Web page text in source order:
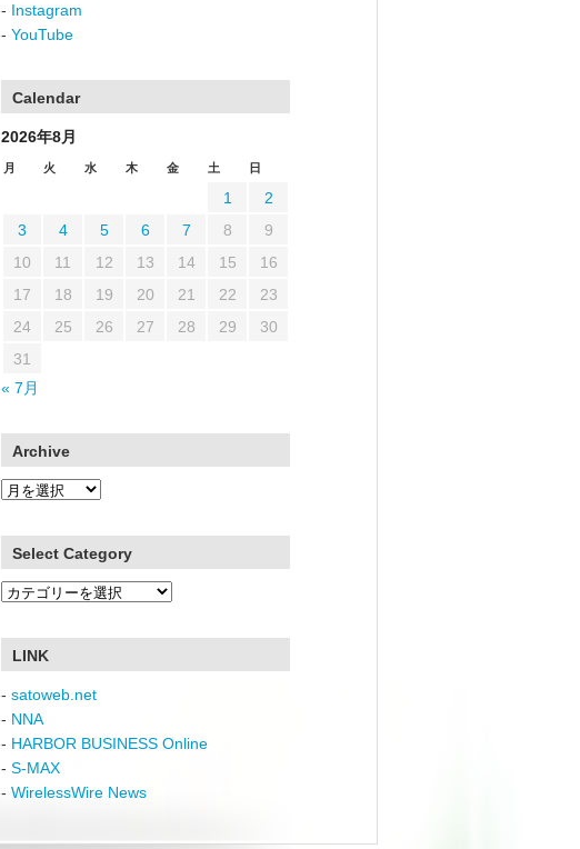
- Instagram
- YouTube
Calendar
2026年8月
月 火 水 木 金 土 日
1
2
3
4 5 6 7 8
9
10
11 12 13 14 15
16
17
18 19 20 21 22
23
24
25 26 27 28 29
30
31
« 7月
Archive
Archive
Select Category
Select
LINK
- satoweb.net
- NNA
- HARBOR BUSINESS Online
- S-MAX
- WirelessWire News